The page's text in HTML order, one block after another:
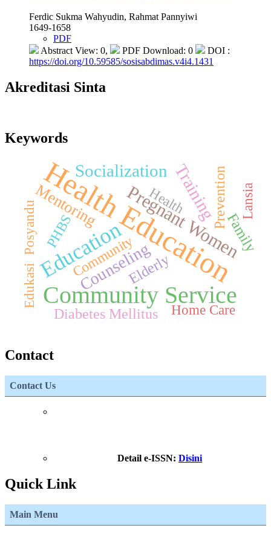
Ferdic Sukma Wahyudin, Rahmat Pannyiwi
1649-1658
PDF
Abstract View: 0,
PDF Download: 0
DOI :
https://doi.org/10.59585/sosisabdimas.v4i4.1431
Akreditasi Sinta
Keywords
Health Education
Community Service
EducationPregnant Women
Training
Socialization
Counseling
Mentoring
Diabetes Mellitus
Prevention
Elderly
Family
PHBS
Community
Posyandu Lansia
Home Care
Edukasi
Health
Contact
Contact Us
Detail e-ISSN: Disini
Quick Link
Main Menu